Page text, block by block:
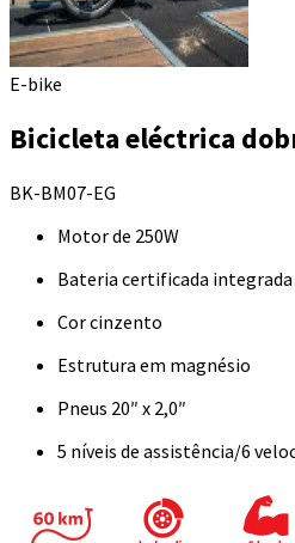
E-bike
Bicicleta eléctrica
BK-BM07-EG
Motor de 250W
Bateria certificada integrada
Cor cinzento
Estrutura em magnésio
Pneus 20″ x 2,0″
5 níveis de assistência/6